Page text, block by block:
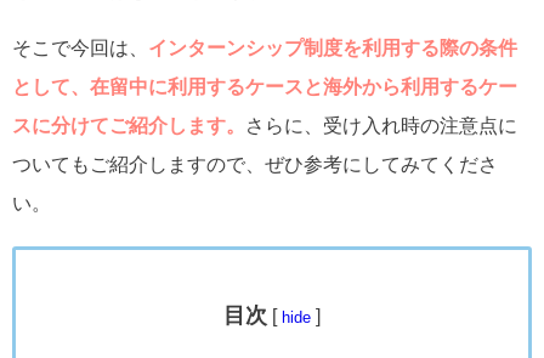
そこで今回は、 インターンシップ制度を利用する際の条件
として、在留中に利用するケースと海外から利用するケー
スに分けてご紹介します。
さらに、受け入れ時の注意点に
ついてもご紹介しますので、ぜひ参考にしてみてくださ
い。
目次 [ hide ]